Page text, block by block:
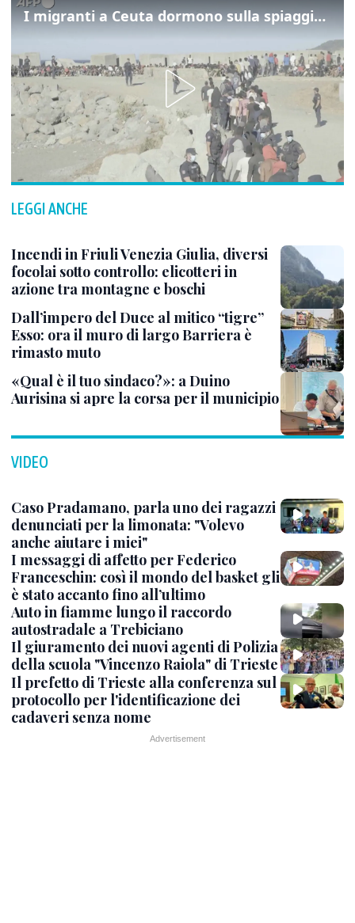
I migranti a Ceuta dormono sulla spiaggia: "Vogliamo entrare in Europa"
LEGGI ANCHE
Incendi in Friuli Venezia Giulia, diversi
focolai sotto controllo: elicotteri in
azione tra montagne e boschi
Dall’impero del Duce al mitico “tigre”
Esso: ora il muro di largo Barriera è
rimasto muto
«Qual è il tuo sindaco?»: a Duino
Aurisina si apre la corsa per il municipio
VIDEO
Caso Pradamano, parla uno dei ragazzi
denunciati per la limonata: "Volevo
anche aiutare i miei"
I messaggi di affetto per Federico
Franceschin: così il mondo del basket gli
è stato accanto fino all’ultimo
Auto in fiamme lungo il raccordo
autostradale a Trebiciano
Il giuramento dei nuovi agenti di Polizia
della scuola "Vincenzo Raiola" di Trieste
Il prefetto di Trieste alla conferenza sul
protocollo per l'identificazione dei
cadaveri senza nome